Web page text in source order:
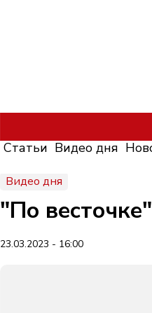
Статьи Видео дня
Видео дня
"По
23.03.2023 - 16:00